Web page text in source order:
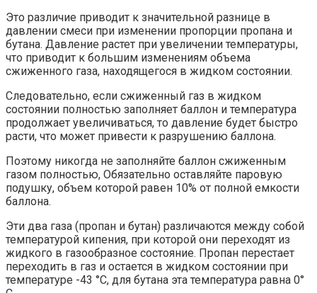
Это различие приводит к значительной разнице в
давлении смеси при изменении пропорции пропана и
бутана. Давление растет при увеличении температуры,
что приводит к большим изменениям объема
сжиженного газа, находящегося в жидком состоянии.
Следовательно, если сжиженный газ в жидком
состоянии полностью заполняет баллон и температура
продолжает увеличиваться, то давление будет быстро
расти, что может привести к разрушению баллона.
Поэтому никогда не заполняйте баллон сжиженным
газом полностью, Обязательно оставляйте паровую
подушку, объем которой равен 10% от полной емкости
баллона.
Эти два газа (пропан и бутан) различаются между собой
температурой кипения, при которой они переходят из
жидкого в газообразное состояние. Пропан перестает
переходить в газ и остается в жидком состоянии при
температуре -43 °С, для бутана эта температура равна 0°